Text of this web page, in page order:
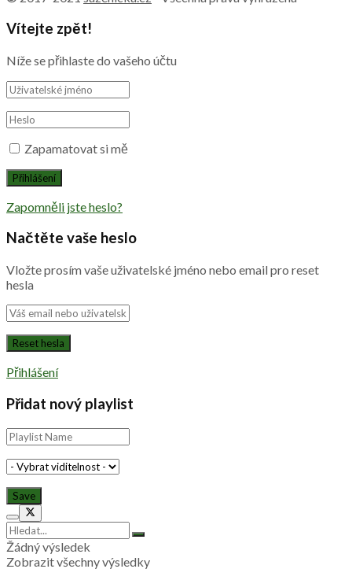
Vítejte zpět!
Níže se přihlaste do vašeho účtu
Zapamatovat si mě
Zapomněli jste heslo?
Načtěte vaše heslo
Vložte prosím vaše uživatelské jméno nebo email pro reset
hesla
Přihlášení
Přidat nový playlist
Žádný výsledek
Zobrazit všechny výsledky